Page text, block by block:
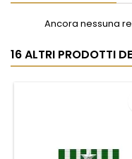
Ancora nessuna
16 ALTRI PRODOTTI